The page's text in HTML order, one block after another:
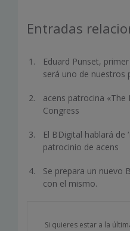
Entradas
Eduard Punset,
será uno de nuestros
acens patrocina «The
Congress
El BDigital hablará de
patrocinio de acens
Se prepara un nuevo
con el mismo.
Si quieres estar a la